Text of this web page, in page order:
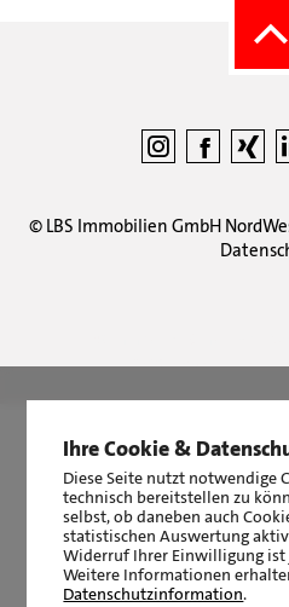
© LBS Immobilien GmbH
|2510Bewertungen
Ihre Cookie &
Diese Seite nutzt notwendige
technisch bereitstellen zu
selbst, ob daneben auch
statistischen Auswertung
Widerruf Ihrer Einwilligung
Weitere Informationen
Datenschutzinformation.